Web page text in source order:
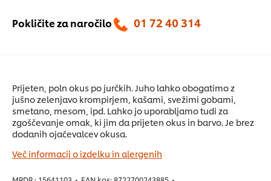
Prijeten, poln okus po jurčkih. Juho lahko obogatimo z
jušno zelenjavo krompirjem, kašami, svežimi gobami,
smetano, mesom, ipd. Lahko jo uporabljamo tudi za
zgoščevanje omak, ki jim da prijeten okus in barvo. Je brez
dodanih ojačevalcev okusa.
Več informacij o izdelku in alergenih
Pokličite za naročilo 01 72 40 314